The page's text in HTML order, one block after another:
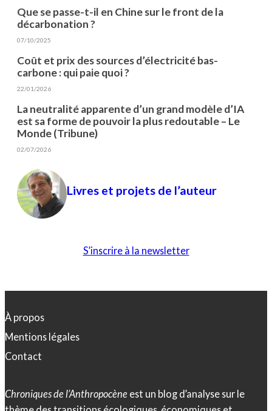
Que se passe-t-il en Chine sur le front de la
décarbonation ?
07/10/2025
Coût et prix des sources d’électricité bas-
carbone : qui paie quoi ?
22/01/2026
La neutralité apparente d’un grand modèle d’IA
est sa forme de pouvoir la plus redoutable – Le
Monde (Tribune)
02/07/2026
Livres et projets de l’auteur
S’inscrire à la newsletter
À propos
Mentions légales
Contact
Chroniques de l’Anthropocène est un blog d’analyse sur le